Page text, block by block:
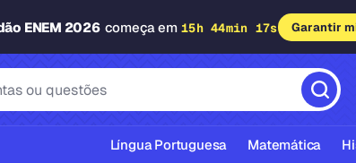
ENEM 2026 começa em 15h 44min 16s Garantir
Língua Portuguesa Matemática